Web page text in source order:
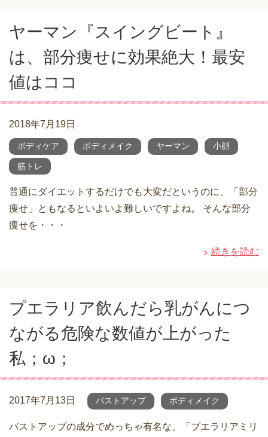
ヤーマン『スイングビート』
は、部分痩せに効果絶大！最安
値はココ
2018年7月19日
ボディケア ボディメイク ヤーマン 小顔
筋トレ
普通にダイエットするだけでも大変だというのに、「部分
痩せ」ともなるといよいよ難しいですよね。 そんな部分
痩せを・・・
続きを読む
プエラリア飲んだら乳がんにつ
ながる危険な数値が上がった
私；ω；
2017年7月13日 バストアップ ボディメイク
バストアップの成分でめっちゃ有名な、「プエラリアミリ